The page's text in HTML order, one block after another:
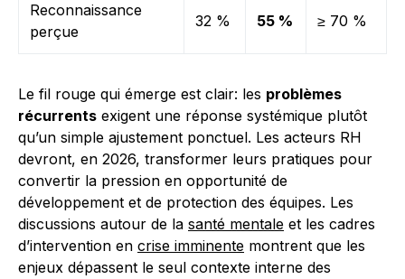
Reconnaissance
perçue
32 % 55 % ≥ 70 %
Le fil rouge qui émerge est clair: les problèmes
récurrents exigent une réponse systémique plutôt
qu’un simple ajustement ponctuel. Les acteurs RH
devront, en 2026, transformer leurs pratiques pour
convertir la pression en opportunité de
développement et de protection des équipes. Les
discussions autour de la santé mentale et les cadres
d’intervention en crise imminente montrent que les
enjeux dépassent le seul contexte interne des